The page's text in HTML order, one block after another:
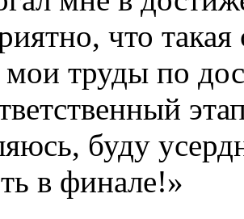
что такая
труды по
буду
в финале!»